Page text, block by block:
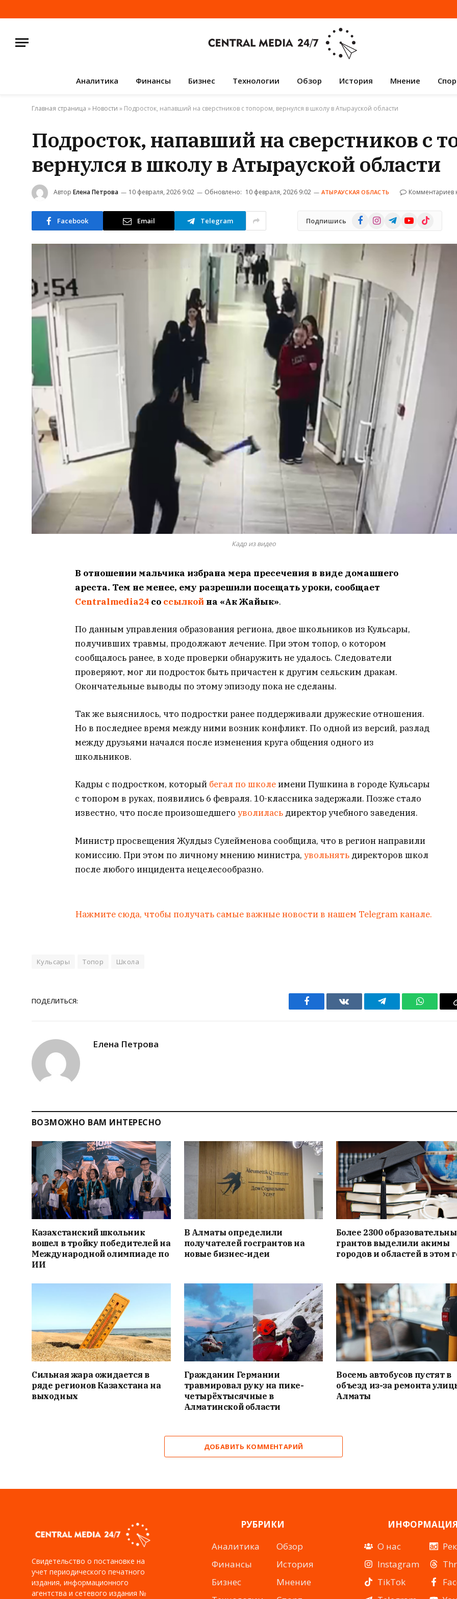
Аналитика Финансы Бизнес Технологии Обзор История Мнение
Главная страница » Новости » Подросток, напавший на сверстников с топором, вернулся в школу в Атырауской области
Подросток, напавший на сверстников с
вернулся в школу в Атырауской области
Автор Елена Петрова 10 февраля, 2026 9:02 Обновлено: 10 февраля, 2026 9:02 АТЫРАУСКАЯ ОБЛАСТЬ Комментариев
Facebook Email Telegram Подпишись FacebookInstagramTelegramYouTube
TikTok
Кадр из видео
В отношении мальчика избрана мера пресечения в виде домашнего
ареста. Тем не менее, ему разрешили посещать уроки, сообщает
Centralmedia24 со ссылкой на «Ак Жайык».
По данным управления образования региона, двое школьников из Кульсары,
получивших травмы, продолжают лечение. При этом топор, о котором
сообщалось ранее, в ходе проверки обнаружить не удалось. Следователи
проверяют, мог ли подросток быть причастен к другим сельским дракам.
Окончательные выводы по этому эпизоду пока не сделаны.
Так же выяснилось, что подростки ранее поддерживали дружеские отношения.
Но в последнее время между ними возник конфликт. По одной из версий, разлад
между друзьями начался после изменения круга общения одного из
школьников.
Кадры с подростком, который бегал по школеимени Пушкина в городе Кульсары
с топором в руках, появились 6 февраля. 10-классника задержали. Позже стало
известно, что после произошедшего уволилась директор учебного заведения.
Министр просвещения Жулдыз Сулейменова сообщила, что в регион направили
комиссию. При этом по личному мнению министра, увольнять директоров школ
после любого инцидента нецелесообразно.
Нажмите сюда, чтобы получать самые важные новости в нашем Telegram канале.
Кульсары Топор Школа
ПОДЕЛИТЬСЯ:
Facebook VKontakteTelegram
Елена Петрова
ВОЗМОЖНО ВАМ ИНТЕРЕСНО
Казахстанский школьник
вошел в тройку победителей на
Международной олимпиаде по
ИИ
В Алматы определили
получателей госгрантов на
новые бизнес-идеи
Более 2300
грантов выделили акимы
городов и областей в этом
Сильная жара ожидается в
ряде регионов Казахстана на
выходных
Гражданин Германии
травмировал руку на пике-
четырёхтысячные в
Алматинской области
Восемь автобусов пустят в
объезд из-за ремонта
Алматы
ДОБАВИТЬ КОММЕНТАРИЙ
Свидетельство о постановке на
учет периодического печатного
издания, информационного
агентства и сетевого издания №
РУБРИКИ
Аналитика
Финансы
Бизнес
Обзор
История
Мнение
ИНФОРМАЦИЯ
О нас
Instagram
TikTok